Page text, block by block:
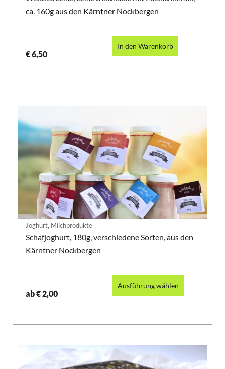
ca. 160g aus den Kärntner Nockbergen
€6,50
In den Warenkorb
Joghurt, Milchprodukte
Schafjoghurt, 180g, verschiedene Sorten, aus den
Kärntner Nockbergen
ab€2,00
Ausführung wählen